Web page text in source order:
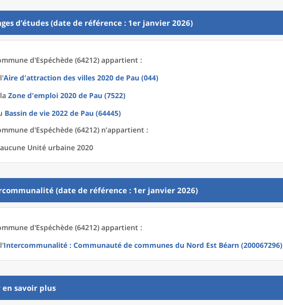
d’études (date de référence : 1er janvier 2026)
d'Espéchède (64212) appartient :
Aire d'attraction des villes 2020 de Pau (044)
Zone d'emploi 2020 de Pau (7522)
Bassin de vie 2022 de Pau (64445)
d'Espéchède (64212) n’appartient :
Unité urbaine 2020
(date de référence : 1er janvier 2026)
d'Espéchède (64212) appartient :
Intercommunalité : Communauté de communes du Nord Est Béarn (200067296)
en savoir plus